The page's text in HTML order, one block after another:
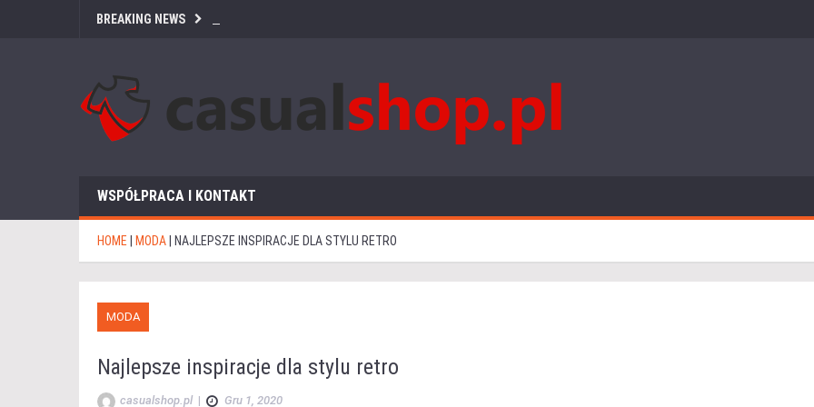
BREAKING NEWS
WSPÓŁPRACA I KONTAKT
HOME MODA NAJLEPSZE INSPIRACJE DLA STYLU RETRO
MODA
Najlepsze inspiracje dla stylu retro
casualshop.pl | Gru 1, 2020